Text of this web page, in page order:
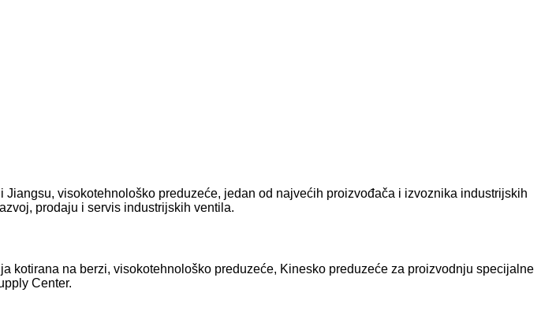
visokotehnološko preduzeće, jedan od najvećih proizvođača i izvoznika industrijskih
prodaju i servis industrijskih ventila.
na berzi, visokotehnološko preduzeće, Kinesko preduzeće za proizvodnju specijalne
Center.